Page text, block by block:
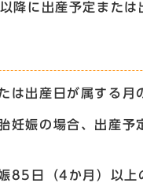
に出産予定または
は出産日が属する
妊娠の場合、出産
85日（4か月）以上